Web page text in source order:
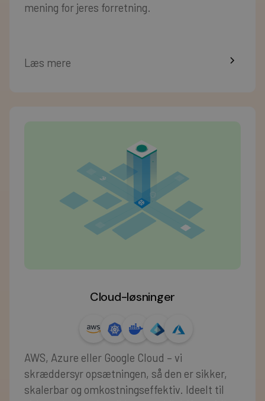
mening for jeres forretning.
Læs mere
Cloud-løsninger
AWS, Azure eller Google Cloud – vi
skræddersyr opsætningen, så den er sikker,
skalerbar og omkostningseffektiv. Ideelt til